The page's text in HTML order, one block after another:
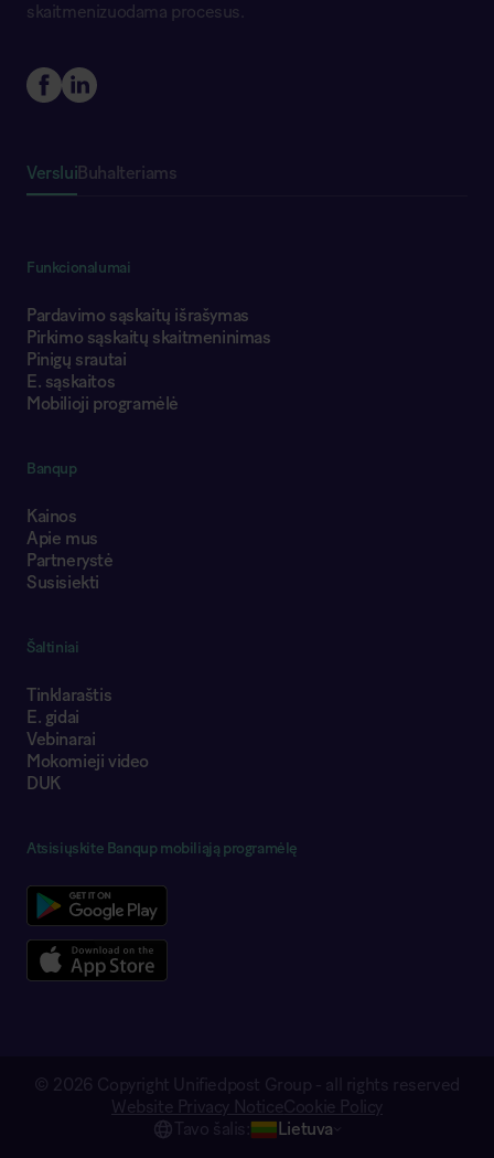
skaitmenizuodama procesus.
VersluiBuhalteriams
Funkcionalumai
Pardavimo sąskaitų išrašymas
Pirkimo sąskaitų skaitmeninimas
Pinigų srautai
E. sąskaitos
Mobilioji programėlė
Banqup
Kainos
Apie mus
Partnerystė
Susisiekti
Šaltiniai
Tinklaraštis
E. gidai
Vebinarai
Mokomieji video
DUK
Atsisiųskite Banqup mobiliąją programėlę
© 2026 Copyright Unifiedpost Group - all rights reserved
Website Privacy NoticeCookie Policy
Tavo šalis:
Lietuva